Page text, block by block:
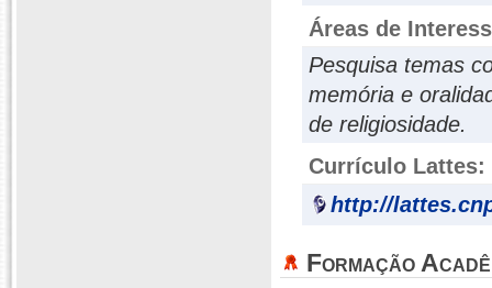
Áreas de
Pesquisa temas
memória e
de religiosidade.
Currículo Lattes:
http://
Formação